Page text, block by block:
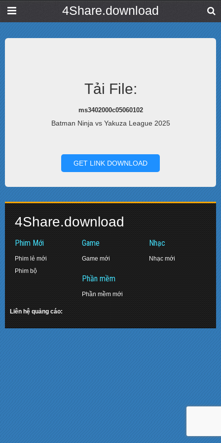
4Share.download
Tải File:
ms3402000c05060102
Batman Ninja vs Yakuza League 2025
GET LINK DOWNLOAD
4Share.download
Phim Mới
Phim lẻ mới
Phim bộ
Game
Game mới
Phần mềm
Phần mềm mới
Nhạc
Nhạc mới
Liên hệ quảng cáo: